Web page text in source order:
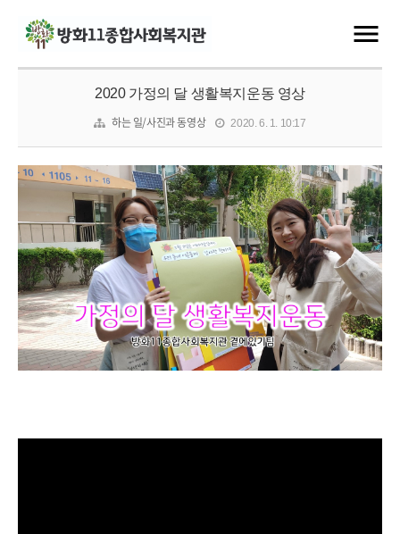
2020 가정의 달 생활복지운동 영상
하는 일/사진과 동영상 2020. 6. 1. 10:17